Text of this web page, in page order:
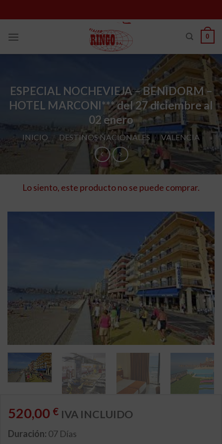
to
0
ESPECIAL NOCHEVIEJA – BENIDORM –
HOTEL MARCONI*** del 27 diciembre al
02 enero
INICIO / DESTINOS NACIONALES / VALENCIA
Lo siento, este producto no se puede comprar.
520,00 € IVA INCLUIDO
Duración: 07 Días